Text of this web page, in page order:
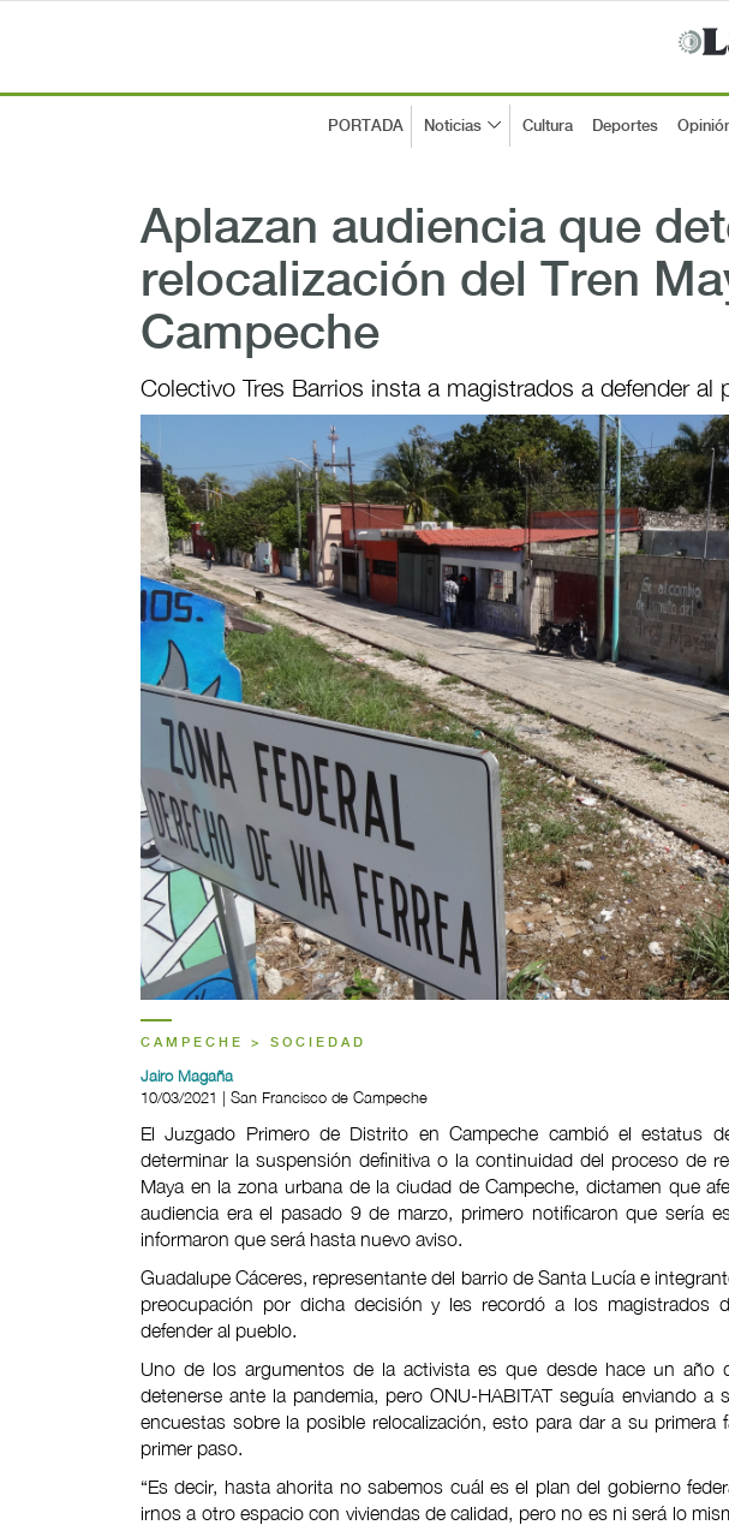
PORTADA Noticias Cultura Deportes
Aplazan audiencia que
relocalización del Tren
Campeche
Colectivo Tres Barrios insta a magistrados a defender al
CAMPECHE > SOCIEDAD
Jairo Magaña
10/03/2021 | San Francisco de Campeche
El Juzgado Primero de Distrito en Campeche cambió el estatus
determinar la suspensión definitiva o la continuidad del proceso de
Maya en la zona urbana de la ciudad de Campeche, dictamen que
audiencia era el pasado 9 de marzo, primero notificaron que sería
informaron que será hasta nuevo aviso.
Guadalupe Cáceres, representante del barrio de Santa Lucía e
preocupación por dicha decisión y les recordó a los magistrados
defender al pueblo.
Uno de los argumentos de la activista es que desde hace un año
detenerse ante la pandemia, pero ONU-HABITAT seguía enviando
encuestas sobre la posible relocalización, esto para dar a su primera
primer paso.
“Es decir, hasta ahorita no sabemos cuál es el plan del gobierno
irnos a otro espacio con viviendas de calidad, pero no es ni será lo